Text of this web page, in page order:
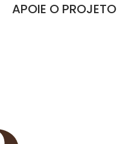
APOIE O PROJETO